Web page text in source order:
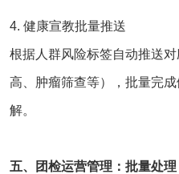
4. 健康宣教批量推送
根据人群风险标签自动推送
高、肿瘤筛查等），批量完
解。
五、团检运营管理：批量处